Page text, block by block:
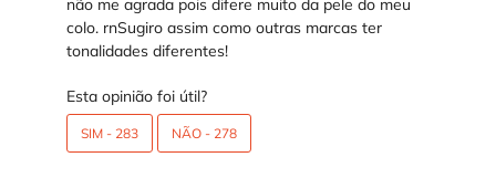
não me agrada pois difere muito da pele do meu
colo. rnSugiro assim como outras marcas ter
tonalidades diferentes!
Esta opinião foi útil?
SIM - 283 NÃO - 278